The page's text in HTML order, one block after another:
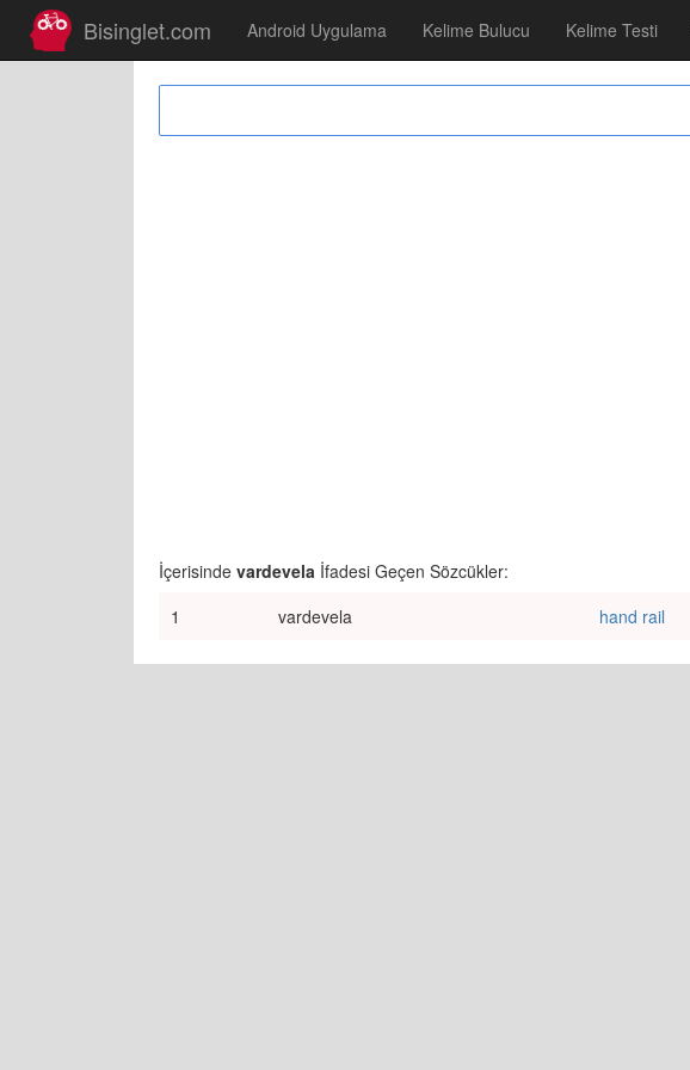
Bisinglet.com Android Uygulama Kelime Bulucu Kelime Testi
İçerisinde vardevela İfadesi Geçen Sözcükler:
1
vardevela hand rail